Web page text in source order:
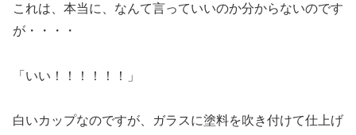
これは、本当に、なんて言っていいのか分からないのです
が・・・・
「いい！！！！！！」
白いカップなのですが、ガラスに塗料を吹き付けて仕上げ